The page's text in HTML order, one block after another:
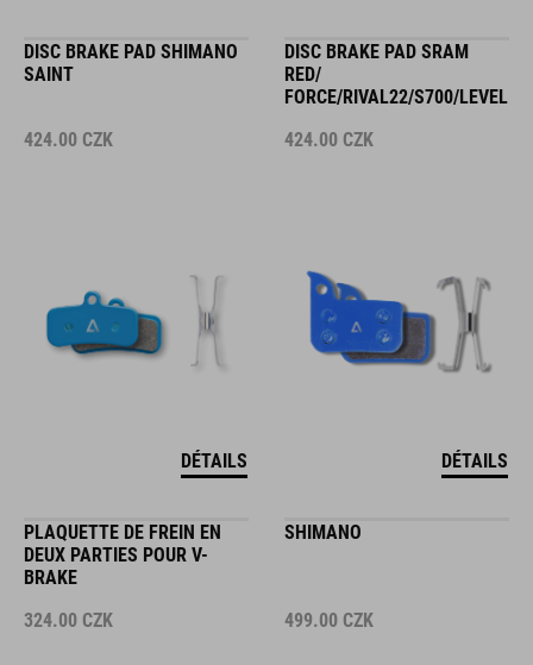
DISC BRAKE PAD SHIMANO
SAINT
424.00 CZK
DÉTAILS
DISC BRAKE PAD SRAM
RED/
FORCE/RIVAL22/S700/LEVEL
424.00 CZK
DÉTAILS
PLAQUETTE DE FREIN EN
DEUX PARTIES POUR V-
BRAKE
324.00 CZK
SHIMANO
499.00 CZK